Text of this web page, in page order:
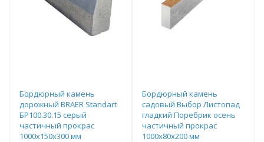
Бордюрный камень
дорожный BRAER Standart
БР100.30.15 серый
частичный прокрас
1000х150х300 мм
Бордюрный камень
садовый Выбор Листопад
гладкий Поребрик осень
частичный прокрас
1000х80х200 мм